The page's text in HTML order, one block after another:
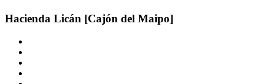
Hacienda Licán [Cajón del Maipo]